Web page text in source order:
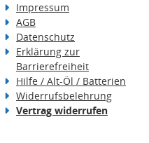
Impressum
AGB
Datenschutz
Erklärung zur
Barrierefreiheit
Hilfe / Alt-Öl / Batterien
Widerrufsbelehrung
Vertrag widerrufen